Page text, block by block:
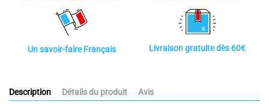
Un savoir-faire Français Livraison gratuite dès 60€
Description Détails du produit Avis